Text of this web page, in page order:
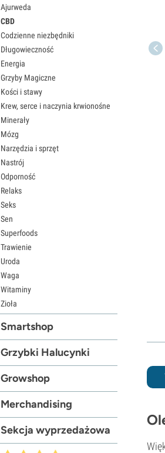
Ajurweda
CBD
Codzienne niezbędniki
Długowieczność
Energia
Grzyby Magiczne
Kości i stawy
Krew, serce i naczynia krwionośne
Minerały
Mózg
Narzędzia i sprzęt
Nastrój
Odporność
Relaks
Seks
Sen
Superfoods
Trawienie
Uroda
Waga
Witaminy
Zioła
Smartshop
Grzybki Halucynki
Growshop
Merchandising
Sekcja wyprzedażowa